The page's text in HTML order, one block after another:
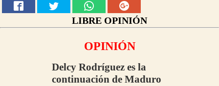
LIBRE OPINIÓN
OPINIÓN
Delcy Rodríguez es la
continuación de Maduro